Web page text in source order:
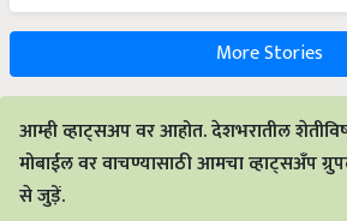
More Stories
आम्ही व्हाट्सअप वर आहोत. देशभरातील
मोबाईल वर वाचण्यासाठी आमचा व्हाट्सअँप
से जुड़ें.